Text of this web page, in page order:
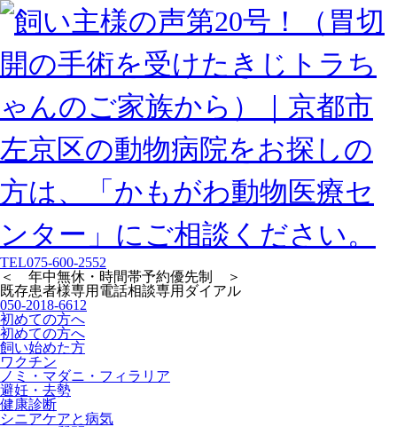
TEL075-600-2552
＜ 年中無休・時間帯予約優先制 ＞
既存患者様専用 電話相談専用ダイアル
050-2018-6612
初めての方へ
初めての方へ
飼い始めた方
ワクチン
ノミ・マダニ・フィラリア
避妊・去勢
健康診断
シニアケアと病気